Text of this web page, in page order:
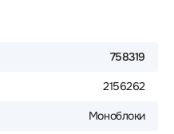
758319
2156262
Моноблоки